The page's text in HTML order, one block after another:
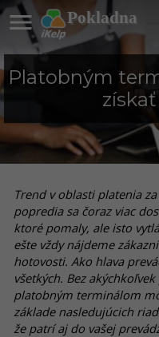
Pokladna

Platobným
Trend v oblasti platenia
popredia sa čoraz viac
ktoré pomaly, ale isto
ešte vždy nájdeme
hotovosti. Ako hlava
všetkých. Bez
platobným terminálom
základe nasledujúcich
že patrí aj do vašej